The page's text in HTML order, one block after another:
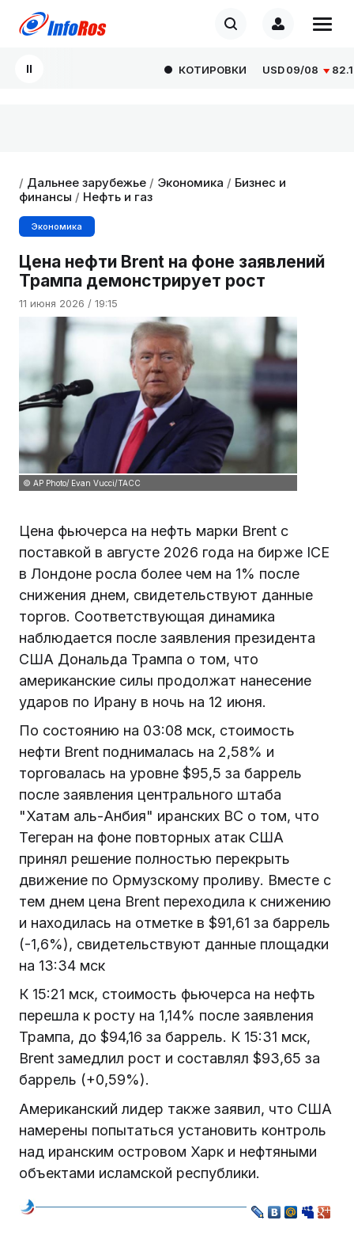
КОТИРОВКИ USD 09/08 82.1665
/ Дальнее зарубежье / Экономика / Бизнес и
финансы / Нефть и газ
Экономика
Цена нефти Brent на фоне заявлений
Трампа демонстрирует рост
11 июня 2026 / 19:15
© AP Photo/ Evan Vucci/ТАСС
Цена фьючерса на нефть марки Brent с
поставкой в августе 2026 года на бирже ICE
в Лондоне росла более чем на 1% после
снижения днем, свидетельствуют данные
торгов. Соответствующая динамика
наблюдается после заявления президента
США Дональда Трампа о том, что
американские силы продолжат нанесение
ударов по Ирану в ночь на 12 июня.
По состоянию на 03:08 мск, стоимость
нефти Brent поднималась на 2,58% и
торговалась на уровне $95,5 за баррель
после заявления центрального штаба
"Хатам аль-Анбия" иранских ВС о том, что
Тегеран на фоне повторных атак США
принял решение полностью перекрыть
движение по Ормузскому проливу. Вместе с
тем днем цена Brent переходила к снижению
и находилась на отметке в $91,61 за баррель
(-1,6%), свидетельствуют данные площадки
на 13:34 мск
К 15:21 мск, стоимость фьючерса на нефть
перешла к росту на 1,14% после заявления
Трампа, до $94,16 за баррель. К 15:31 мск,
Brent замедлил рост и составлял $93,65 за
баррель (+0,59%).
Американский лидер также заявил, что США
намерены попытаться установить контроль
над иранским островом Харк и нефтяными
объектами исламской республики.